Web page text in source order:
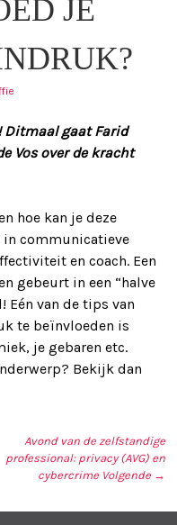
JE
Ditmaal gaat Farid
Vos over de kracht
hoe kan je deze
in communicatieve
en coach. Een
gebeurt in een “halve
Eén van de tips van
te beïnvloeden is
je gebaren etc.
Bekijk dan
Avond van de zelfstandige
professional: privacy (AVG) en
cybercrime Volgende →